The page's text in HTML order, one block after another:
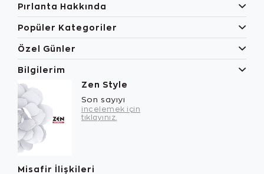
Pırlanta Hakkında
Popüler Kategoriler
Özel Günler
Bilgilerim
Zen Style
Son sayıyı
incelemek için
tıklayınız.
Misafir İlişkileri